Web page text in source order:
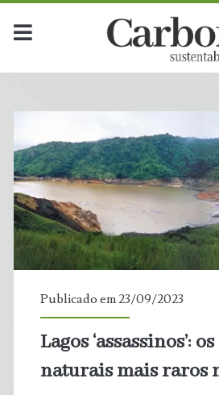
Publicado em 23/09/2023
Lagos ‘assassinos’:
naturais mais raros